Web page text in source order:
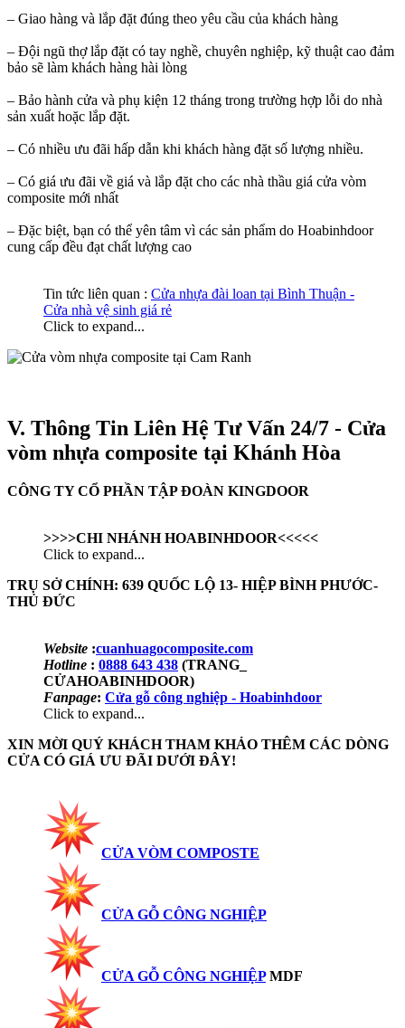
– Giao hàng và lắp đặt đúng theo yêu cầu của khách hàng
– Đội ngũ thợ lắp đặt có tay nghề, chuyên nghiệp, kỹ thuật cao đảm
bảo sẽ làm khách hàng hài lòng
– Bảo hành cửa và phụ kiện 12 tháng trong trường hợp lỗi do nhà
sản xuất hoặc lắp đặt.
– Có nhiều ưu đãi hấp dẫn khi khách hàng đặt số lượng nhiều.
– Có giá ưu đãi về giá và lắp đặt cho các nhà thầu giá cửa vòm
composite mới nhất
– Đặc biệt, bạn có thể yên tâm vì các sản phẩm do Hoabinhdoor
cung cấp đều đạt chất lượng cao
Tin tức liên quan : Cửa nhựa đài loan tại Bình Thuận -
Cửa nhà vệ sinh giá rẻ
Click to expand...
V. Thông Tin Liên Hệ Tư Vấn 24/7 - Cửa
vòm nhựa composite tại Khánh Hòa
CÔNG TY CỔ PHẦN TẬP ĐOÀN KINGDOOR
>>>>CHI NHÁNH HOABINHDOOR<<<<<
Click to expand...
TRỤ SỞ CHÍNH: 639 QUỐC LỘ 13- HIỆP BÌNH PHƯỚC-
THỦ ĐỨC
Website :cuanhuagocomposite.com
Hotline : 0888 643 438 (TRANG_
CỬAHOABINHDOOR)
Fanpage: Cửa gỗ công nghiệp - Hoabinhdoor
Click to expand...
XIN MỜI QUÝ KHÁCH THAM KHẢO THÊM CÁC DÒNG
CỬA CÓ GIÁ ƯU ĐÃI DƯỚI ĐÂY!
CỬA VÒM COMPOSTE
CỬA GỖ CÔNG NGHIỆP
CỬA GỖ CÔNG NGHIỆPMDF